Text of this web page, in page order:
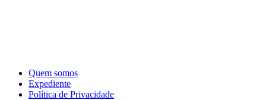
Quem somos
Expediente
Política de Privacidade